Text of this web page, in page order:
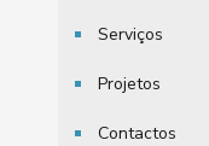
Serviços
Projetos
Contactos